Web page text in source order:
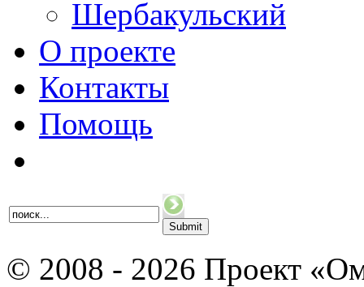
Шербакульский
О проекте
Контакты
Помощь
© 2008 - 2026 Проект